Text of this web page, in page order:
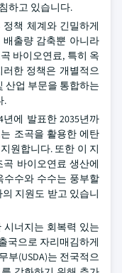
하고 있습니다.
책 체계와 긴밀하게
출량 감축뿐 아니라
바이오연료, 특히 옥
한 정책은 개별적으
산업 부문을 통합하는
.
년에 발표한 2035년까
조곡을 활용한 에탄
원합니다. 또한 이 지
바이오연료 생산에
수수와 수수는 풍부할
지원도 받고 있습니
시너지는 회복력 있는
국으로 자리매김하게
부(USDA)는 전국적으